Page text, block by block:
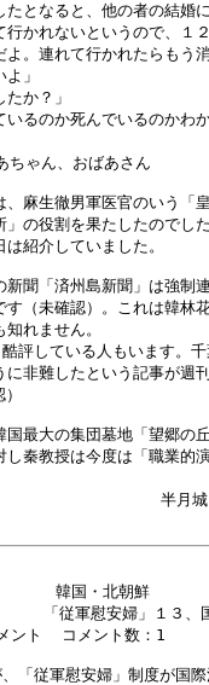
なると、他の者の結婚
れないというので、１
連れて行かれたらもう
」
か？」
るのか死んでいるのかわ
ゃん、おばあさん
生徹男軍医官のいう「
の役割を果たしたのでし
紹介していました。
「済州島新聞」は強制
（未確認）。これは韓林
れません。
評している人もいます。
非難したという記事が週
大の集団墓地「望郷の
秦教授は今度は「職業的
半月城
　　 韓国・北朝鮮
従軍慰安婦」１３、国
ト  コメント数：1
「従軍慰安婦」制度が国